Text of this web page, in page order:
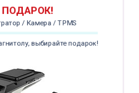
ПОДАРОК!
/ Камера / TPMS
выбирайте подарок!